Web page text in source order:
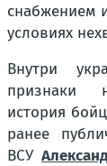
снабжением
условиях
Внутри
признаки
история
ранее
ВСУ